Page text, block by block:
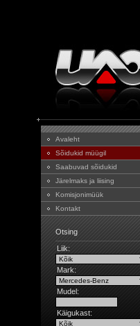
Avaleht
Sõidukid müügil
Saabuvad sõidukid
Järelmaks ja liising
Komisjonimüük
Kontakt
Otsing
Liik:
Mark:
Mudel:
Käigukast: